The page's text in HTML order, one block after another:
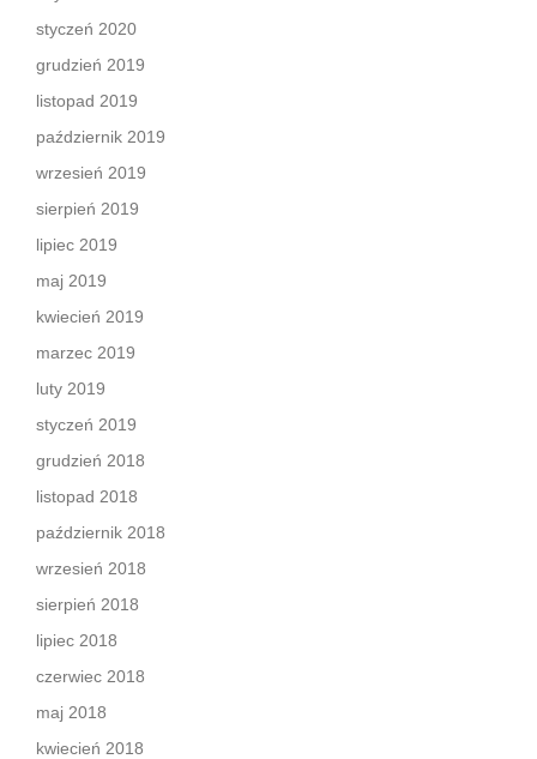
styczeń 2020
grudzień 2019
listopad 2019
październik 2019
wrzesień 2019
sierpień 2019
lipiec 2019
maj 2019
kwiecień 2019
marzec 2019
luty 2019
styczeń 2019
grudzień 2018
listopad 2018
październik 2018
wrzesień 2018
sierpień 2018
lipiec 2018
czerwiec 2018
maj 2018
kwiecień 2018